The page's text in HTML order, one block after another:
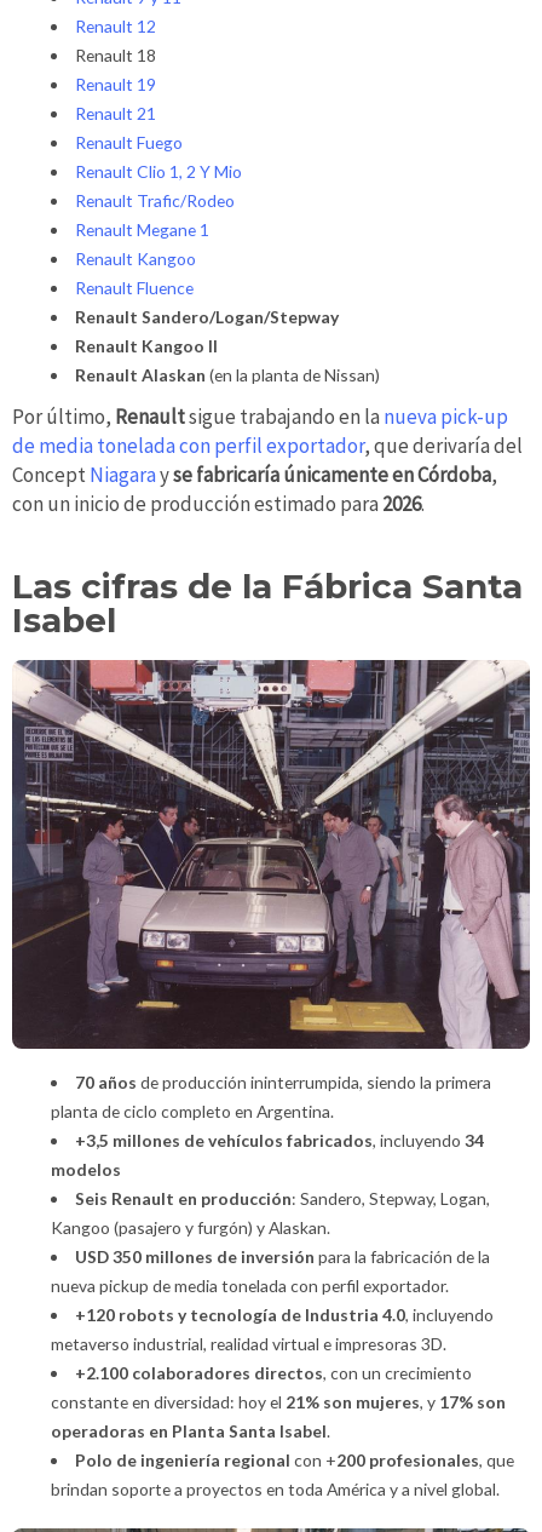
Renault 12
Renault 18
Renault 19
Renault 21
Renault Fuego
Renault Clio 1, 2 Y Mio
Renault Trafic/Rodeo
Renault Megane 1
Renault Kangoo
Renault Fluence
Renault Sandero/Logan/Stepway
Renault Kangoo II
Renault Alaskan (en la planta de Nissan)
Por último, Renaultsigue trabajando en la nueva pick-up
de media tonelada con perfil exportador, que derivaría del
Concept Niagarayse fabricaría únicamente en Córdoba,
con un inicio de producción estimado para 2026.
Las cifras de la Fábrica Santa
Isabel
70 años de producción ininterrumpida, siendo la primera
planta de ciclo completo en Argentina.
+3,5 millones de vehículos fabricados, incluyendo 34
modelos
Seis Renault en producción: Sandero, Stepway, Logan,
Kangoo (pasajero y furgón) y Alaskan.
USD 350 millones de inversión para la fabricación de la
nueva pickup de media tonelada con perfil exportador.
+120 robots y tecnología de Industria 4.0, incluyendo
metaverso industrial, realidad virtual e impresoras 3D.
+2.100 colaboradores directos, con un crecimiento
constante en diversidad: hoy el 21% son mujeres, y 17% son
operadoras en Planta Santa Isabel.
Polo de ingeniería regional con +200 profesionales, que
brindan soporte a proyectos en toda América y a nivel global.